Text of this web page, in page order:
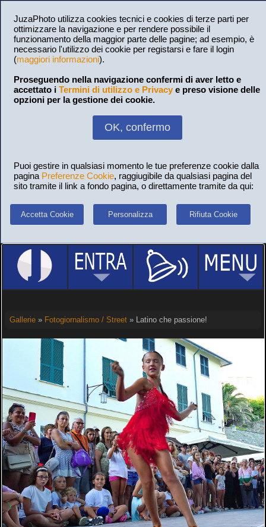
JuzaPhoto utilizza cookies tecnici e cookies di terze parti per
ottimizzare la navigazione e per rendere possibile il
funzionamento della maggior parte delle pagine; ad esempio, è
necessario l'utilizzo dei cookie per registarsi e fare il login
(maggiori informazioni).
Proseguendo nella navigazione confermi di aver letto e
accettato i Termini di utilizzo e Privacy e preso visione delle
opzioni per la gestione dei cookie.
OK, confermo
Puoi gestire in qualsiasi momento le tue preferenze cookie dalla
pagina Preferenze Cookie, raggiugibile da qualsiasi pagina del
sito tramite il link a fondo pagina, o direttamente tramite da qui:
Accetta Cookie Personalizza Rifiuta Cookie
Gallerie» Fotogiornalismo / Street» Latino che passione!